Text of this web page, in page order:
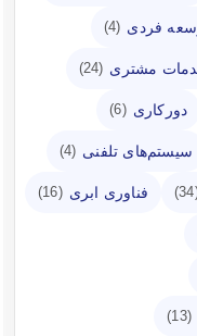
فردی (4)
مشتری (24)
دورکاری (6)
سیستم‌های تلفنی (4)
فناوری ابری (16)
(13)